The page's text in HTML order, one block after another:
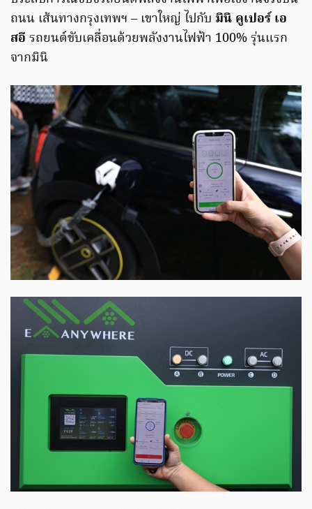
ถนน เส้นทางกรุงเทพฯ – เขาใหญ่ ไปกับ มินิ คูเปอร์ เอ
สอี รถยนต์ขับเคลื่อนด้วยพลังงานไฟฟ้า 100% รุ่นแรก
จากมินิ